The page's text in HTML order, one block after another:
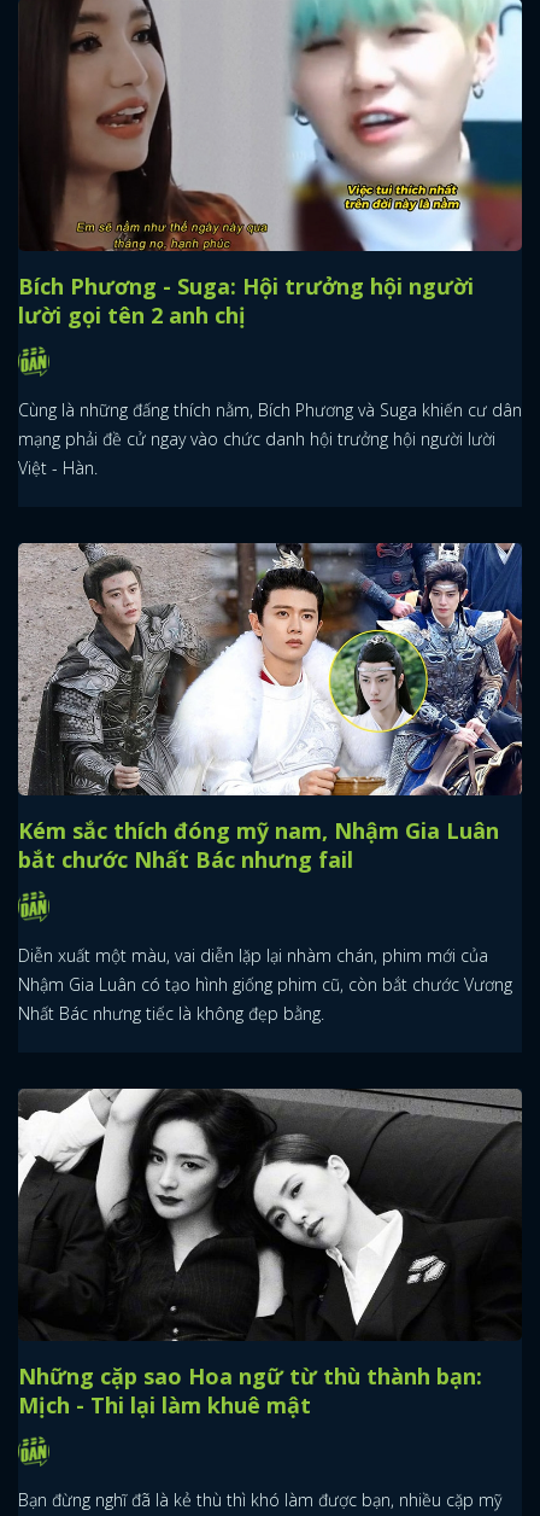
Bích Phương - Suga: Hội trưởng hội người
lười gọi tên 2 anh chị
Cùng là những đấng thích nằm, Bích Phương và Suga khiến cư dân
mạng phải đề cử ngay vào chức danh hội trưởng hội người lười
Việt - Hàn.
Kém sắc thích đóng mỹ nam, Nhậm Gia Luân
bắt chước Nhất Bác nhưng fail
Diễn xuất một màu, vai diễn lặp lại nhàm chán, phim mới của
Nhậm Gia Luân có tạo hình giống phim cũ, còn bắt chước Vương
Nhất Bác nhưng tiếc là không đẹp bằng.
Những cặp sao Hoa ngữ từ thù thành bạn:
Mịch - Thi lại làm khuê mật
Bạn đừng nghĩ đã là kẻ thù thì khó làm được bạn, nhiều cặp mỹ